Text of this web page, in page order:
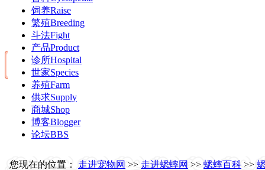
饲养Raise
繁殖Breeding
斗法Fight
产品Product
诊所Hospital
世家Species
养殖Farm
供求Supply
商城Shop
博客Blogger
论坛BBS
您现在的位置： 走进宠物网 >> 走进蟋蟀网 >> 蟋蟀百科 >>